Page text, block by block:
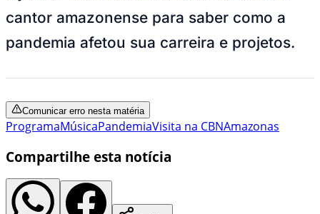
cantor amazonense para saber como a
pandemia afetou sua carreira e projetos.
Comunicar erro nesta matéria
ProgramaMúsicaPandemiaVisita na CBNAmazonas
Compartilhe esta notícia